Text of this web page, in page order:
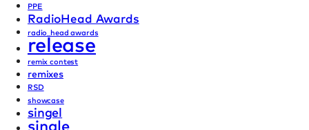
PPE
RadioHead Awards
radio_head awards
release
remix contest
remixes
RSD
showcase
singel
single